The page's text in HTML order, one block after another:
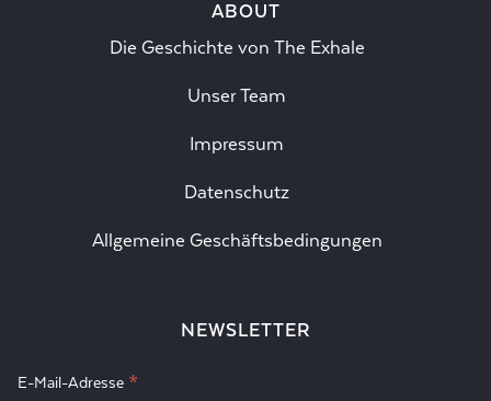
ABOUT
Die Geschichte von The Exhale
Unser Team
Impressum
Datenschutz
Allgemeine Geschäftsbedingungen
NEWSLETTER
E-Mail-Adresse *